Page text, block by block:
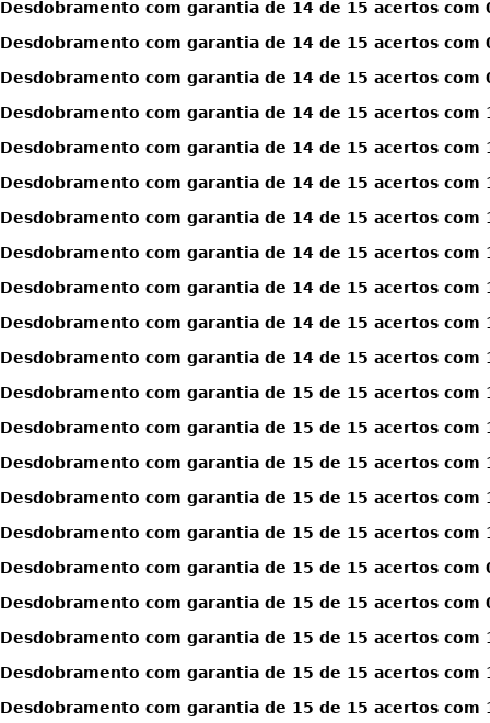
Desdobramento com garantia de 14 de 15 acertos com
Desdobramento com garantia de 14 de 15 acertos com
Desdobramento com garantia de 14 de 15 acertos com
Desdobramento com garantia de 14 de 15 acertos com
Desdobramento com garantia de 14 de 15 acertos com
Desdobramento com garantia de 14 de 15 acertos com
Desdobramento com garantia de 14 de 15 acertos com
Desdobramento com garantia de 14 de 15 acertos com
Desdobramento com garantia de 14 de 15 acertos com
Desdobramento com garantia de 14 de 15 acertos com
Desdobramento com garantia de 14 de 15 acertos com
Desdobramento com garantia de 15 de 15 acertos com
Desdobramento com garantia de 15 de 15 acertos com
Desdobramento com garantia de 15 de 15 acertos com
Desdobramento com garantia de 15 de 15 acertos com
Desdobramento com garantia de 15 de 15 acertos com
Desdobramento com garantia de 15 de 15 acertos com
Desdobramento com garantia de 15 de 15 acertos com
Desdobramento com garantia de 15 de 15 acertos com
Desdobramento com garantia de 15 de 15 acertos com
Desdobramento com garantia de 15 de 15 acertos com